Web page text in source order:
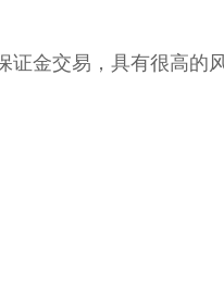
证金交易，具有很高